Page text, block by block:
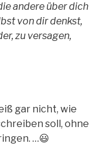
andere über dich
von dir denkst,
zu versagen,
gar nicht, wie
soll, ohne
…😃